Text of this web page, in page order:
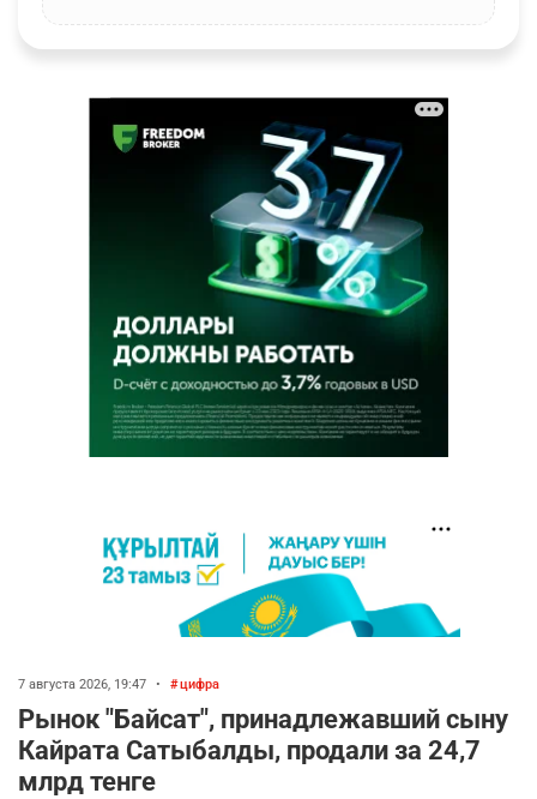
7 августа 2026, 19:47 • цифра
Рынок "Байсат", принадлежавший сыну
Кайрата Сатыбалды, продали за 24,7
млрд тенге